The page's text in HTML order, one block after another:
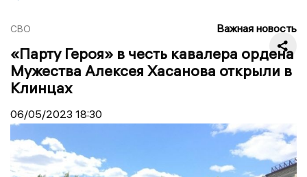
СВО Важная новость
«Парту Героя» в честь кавалера ордена
Мужества Алексея Хасанова открыли в
Клинцах
06/05/2023 18:30